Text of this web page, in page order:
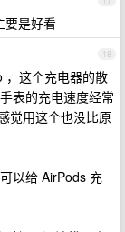
要是好看
18
，这个充电器的散
表的充电速度经常
觉用这个也没比原
以给 AirPods 充